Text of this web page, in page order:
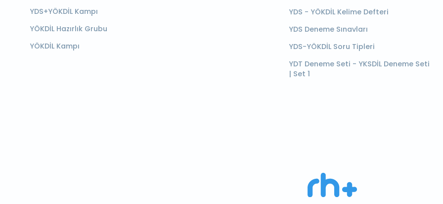
YDS+YÖKDİL Kampı
YÖKDİL Hazırlık Grubu
YÖKDİL Kampı
YDS - YÖKDİL Kelime Defteri
YDS Deneme Sınavları
YDS-YÖKDİL Soru Tipleri
YDT Deneme Seti - YKSDİL Deneme Seti
| Set 1